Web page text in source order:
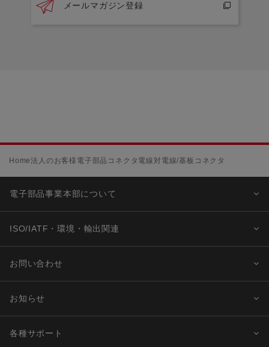
メールマガジン登録
Home法人のお客様 電子部品 コネクタ 電線対電線/基板コネクタ
電子部品事業本部について
ISO/IATF・環境・輸出関連
お問い合わせ
お知らせ
各種サポート